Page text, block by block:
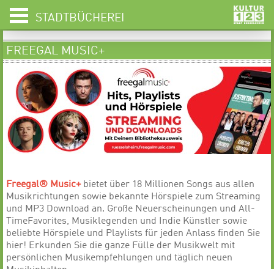
STADTBÜCHEREI
FREEGAL MUSIC+
Freegal® Music+bietet über 18 Millionen Songs aus allen
Musikrichtungen sowie bekannte Hörspiele zum Streaming
und MP3 Download an. Große Neuerscheinungen und All-
TimeFavorites, Musiklegenden und Indie Künstler sowie
beliebte Hörspiele und Playlists für jeden Anlass finden Sie
hier! Erkunden Sie die ganze Fülle der Musikwelt mit
persönlichen Musikempfehlungen und täglich neuen